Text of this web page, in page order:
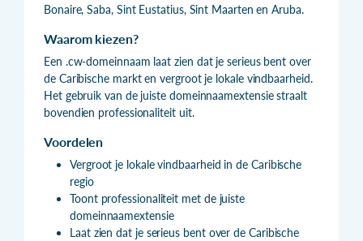
Bonaire, Saba, Sint Eustatius, Sint Maarten en Aruba.
Waarom kiezen?
Een .cw-domeinnaam laat zien dat je serieus bent over
de Caribische markt en vergroot je lokale vindbaarheid.
Het gebruik van de juiste domeinnaamextensie straalt
bovendien professionaliteit uit.
Voordelen
Vergroot je lokale vindbaarheid in de Caribische
regio
Toont professionaliteit met de juiste
domeinnaamextensie
Laat zien dat je serieus bent over de Caribische